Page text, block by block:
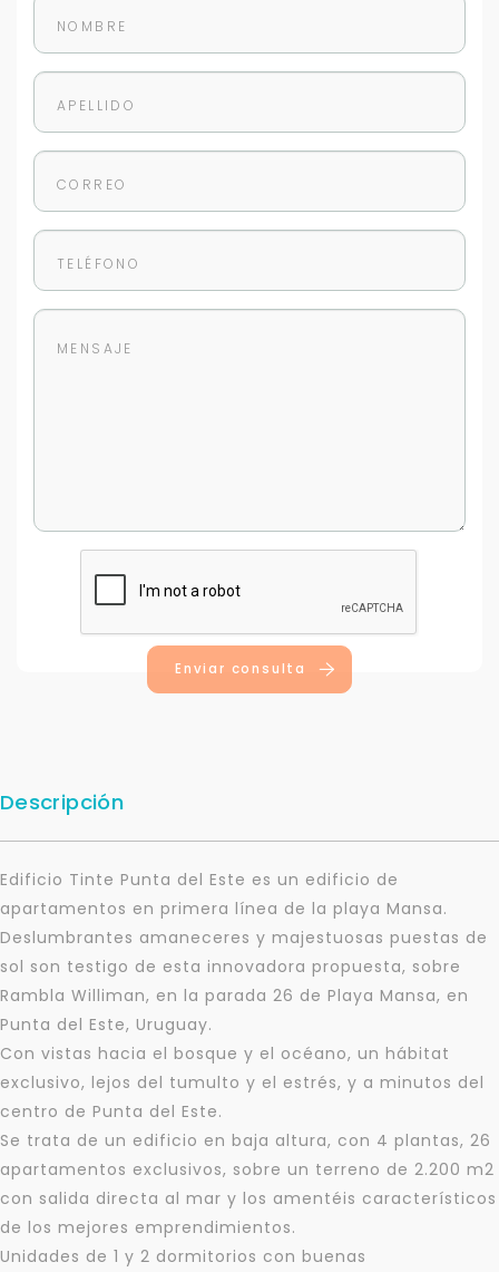
Enviar consulta
Descripción
Edificio Tinte Punta del Este es un edificio de
apartamentos en primera línea de la playa Mansa.
Deslumbrantes amaneceres y majestuosas puestas de
sol son testigo de esta innovadora propuesta, sobre
Rambla Williman, en la parada 26 de Playa Mansa, en
Punta del Este, Uruguay.
Con vistas hacia el bosque y el océano, un hábitat
exclusivo, lejos del tumulto y el estrés, y a minutos del
centro de Punta del Este.
Se trata de un edificio en baja altura, con 4 plantas, 26
apartamentos exclusivos, sobre un terreno de 2.200 m2
con salida directa al mar y los amentéis característicos
de los mejores emprendimientos.
Unidades de 1 y 2 dormitorios con buenas